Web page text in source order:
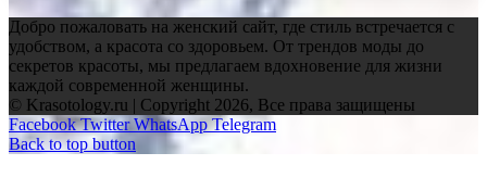
Добро пожаловать на женский сайт, где стиль встречается с
удобством, а красота со здоровьем. От трендов моды до
секретов красоты, мы предлагаем вдохновение для жизни
каждой современной женщины.
© Krasotology.ru | Copyright 2026, Все права защищены
Facebook Twitter WhatsApp Telegram
Back to top button